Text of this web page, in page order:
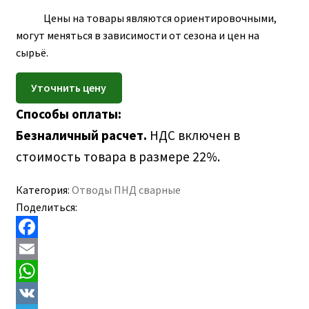
КОНТАКТЫ
Цены на товары являются ориентировочными,
могут меняться в зависимости от сезона и цен на
сырьё.
Способы оплаты:
Безналичный расчет. НДС включен в
стоимость товара в размере 22%.
Категория: Отводы ПНД сварные
Поделиться:
F
a
c
E
m
W